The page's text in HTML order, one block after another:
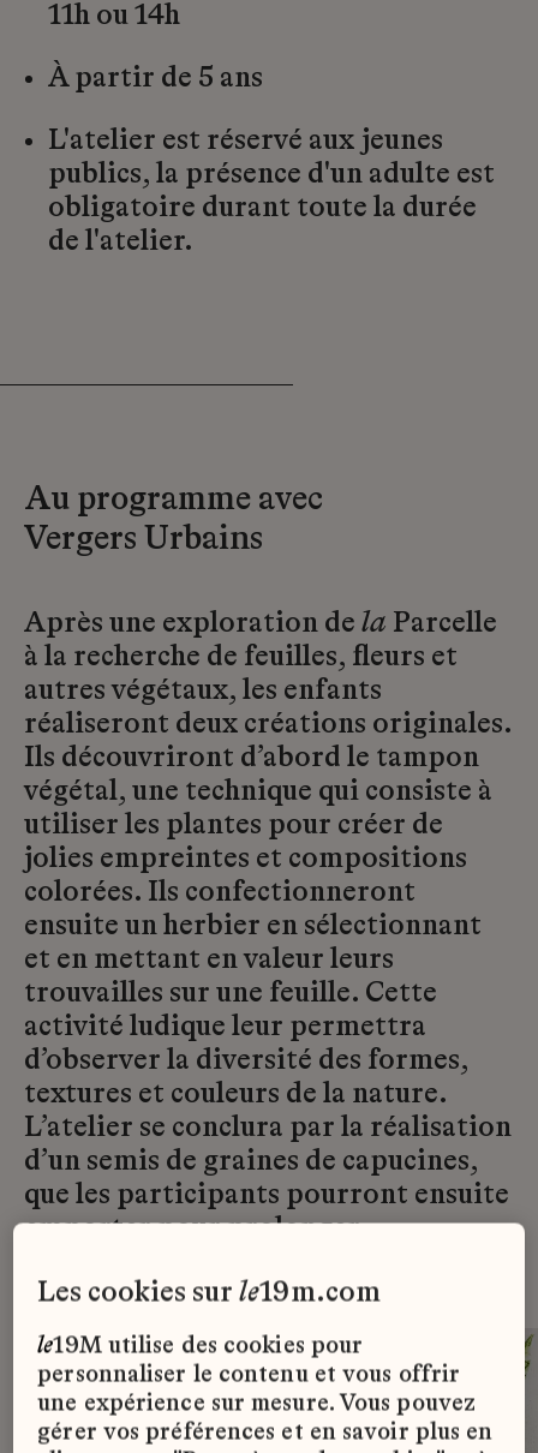
11h ou 14h
À partir de 5 ans
L'atelier est réservé aux jeunes
publics, la présence d'un adulte est
obligatoire durant toute la durée
de l'atelier.
Au programme avec
Vergers Urbains
Après une exploration de la Parcelle
à la recherche de feuilles, fleurs et
autres végétaux, les enfants
réaliseront deux créations originales.
Ils découvriront d’abord le tampon
végétal, une technique qui consiste à
utiliser les plantes pour créer de
jolies empreintes et compositions
colorées. Ils confectionneront
ensuite un herbier en sélectionnant
et en mettant en valeur leurs
trouvailles sur une feuille. Cette
activité ludique leur permettra
d’observer la diversité des formes,
textures et couleurs de la nature.
L’atelier se conclura par la réalisation
d’un semis de graines de capucines,
que les participants pourront ensuite
emporter pour prolonger
les cookies surle19m.com
le19M utilise des cookies pour
personnaliser le contenu et vous offrir
une expérience sur mesure. Vous pouvez
gérer vos préférences et en savoir plus en